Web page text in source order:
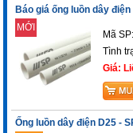
Báo giá ống luồn dây
MỚI
Mã
Tình
Giá:
Ống luồn dây điện D25 -